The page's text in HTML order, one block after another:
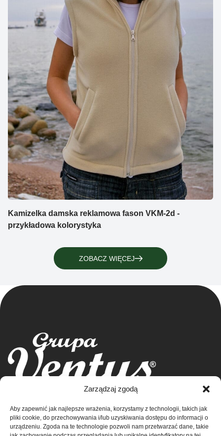
Zarządzaj zgodą
Aby zapewnić jak najlepsze wrażenia, korzystamy z technologii, takich jak
pliki cookie, do przechowywania i/lub uzyskiwania dostępu do informacji o
urządzeniu. Zgoda na te technologie pozwoli nam przetwarzać dane, takie
Kamizelka damska reklamowa fason VKM-2d -
przykładowa kolorystyka
ZOBACZ WIĘCEJ
Grupa Ventus Sp. z o.o.
ul. Chmieleniec 2A/LU2 30-348 Kraków
NIP: 676-245-66-87 KRS 0000424254
Sklep